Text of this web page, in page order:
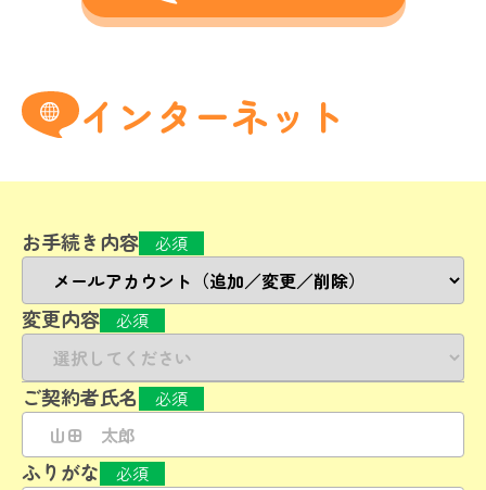
インターネット
お手続き内容 必須
変更内容 必須
ご契約者氏名 必須
ふりがな 必須